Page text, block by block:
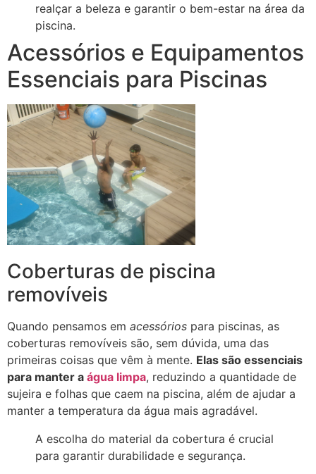
realçar a beleza e garantir o bem-estar na área da
piscina.
Acessórios e Equipamentos
Essenciais para Piscinas
Coberturas de piscina
removíveis
Quando pensamos em acessórios para piscinas, as
coberturas removíveis são, sem dúvida, uma das
primeiras coisas que vêm à mente. Elas são essenciais
para manter a água limpa, reduzindo a quantidade de
sujeira e folhas que caem na piscina, além de ajudar a
manter a temperatura da água mais agradável.
A escolha do material da cobertura é crucial
para garantir durabilidade e segurança.